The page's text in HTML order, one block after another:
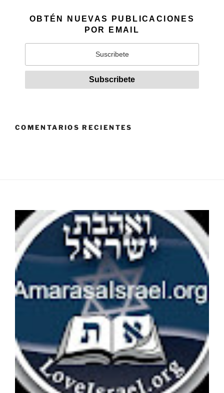
OBTÉN NUEVAS PUBLICACIONES
POR EMAIL
COMENTARIOS RECIENTES